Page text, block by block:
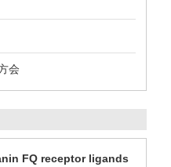
会
FQ receptor ligands